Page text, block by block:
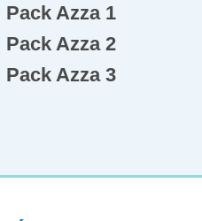
Pack Azza 1
Pack Azza 2
Pack Azza 3